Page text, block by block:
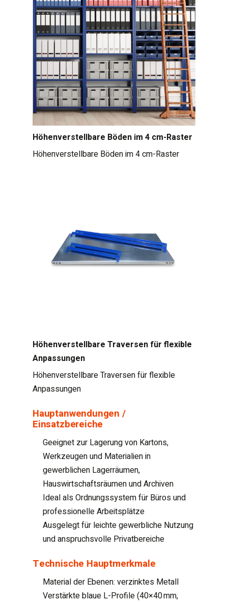
Höhenverstellbare Böden im 4 cm-Raster
Höhenverstellbare Böden im 4 cm-Raster
Höhenverstellbare Traversen für flexible
Anpassungen
Höhenverstellbare Traversen für flexible
Anpassungen
Hauptanwendungen /
Einsatzbereiche
Geeignet zur Lagerung von Kartons,
Werkzeugen und Materialien in
gewerblichen Lagerräumen,
Hauswirtschaftsräumen und Archiven
Ideal als Ordnungssystem für Büros und
professionelle Arbeitsplätze
Ausgelegt für leichte gewerbliche Nutzung
und anspruchsvolle Privatbereiche
Technische Hauptmerkmale
Material der Ebenen: verzinktes Metall
Verstärkte blaue L-Profile (40×40 mm,